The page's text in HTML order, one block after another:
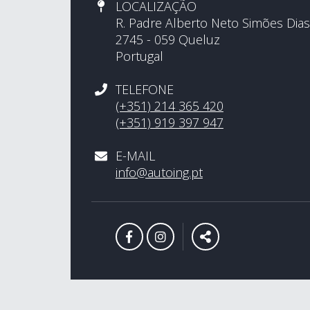
LOCALIZAÇÃO
R. Padre Alberto Neto Simões
2745 - 059 Queluz
Portugal
TELEFONE
(+351) 214 365 420
(+351) 919 397 947
E-MAIL
info@autoing.pt
LINK PARA A PÁGINA DE
LINK PARA A PÁGINA DE
PARTILHAR